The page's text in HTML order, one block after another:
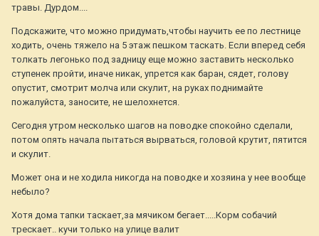
травы. Дурдом....
Подскажите, что можно придумать,чтобы научить ее по лестнице
ходить, очень тяжело на 5 этаж пешком таскать. Если вперед себя
толкать легонько под задницу еще можно заставить несколько
ступенек пройти, иначе никак, упрется как баран, сядет, голову
опустит, смотрит молча или скулит, на руках поднимайте
пожалуйста, заносите, не шелохнется.
Сегодня утром несколько шагов на поводке спокойно сделали,
потом опять начала пытаться вырваться, головой крутит, пятится
и скулит.
Может она и не ходила никогда на поводке и хозяина у нее вообще
небыло?
Хотя дома тапки таскает,за мячиком бегает.....Корм собачий
трескает.. кучи только на улице валит